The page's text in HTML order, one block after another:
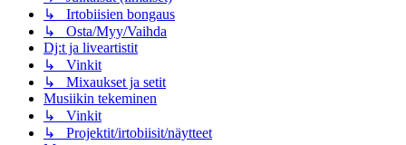
↳ Irtobiisien bongaus
↳ Osta/Myy/Vaihda
Dj:t ja liveartistit
↳ Vinkit
↳ Mixaukset ja setit
Musiikin tekeminen
↳ Vinkit
↳ Projektit/irtobiisit/näytteet